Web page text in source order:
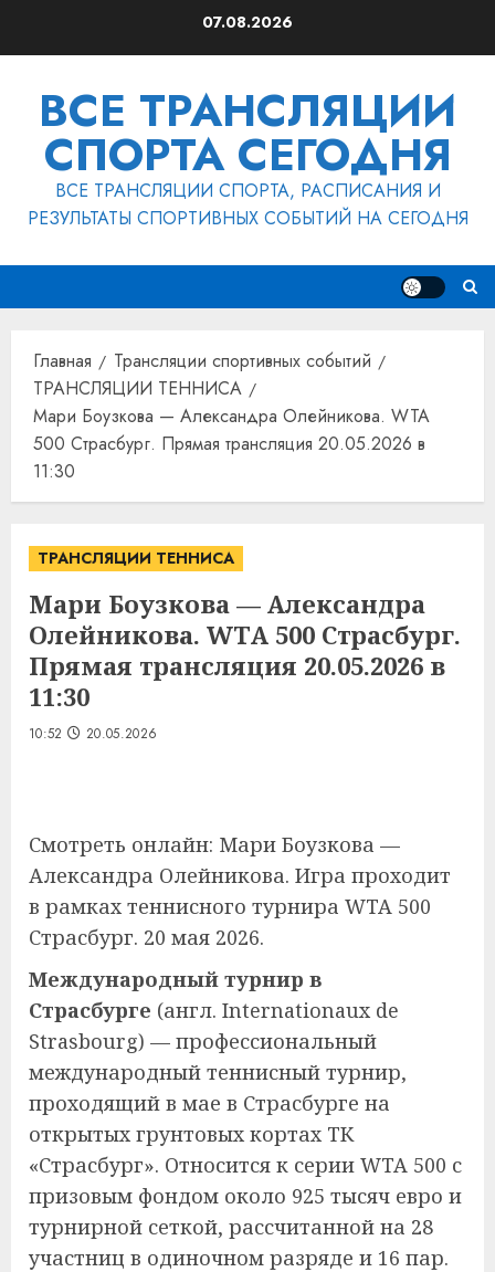
07.08.2026
ВСЕ ТРАНСЛЯЦИИ
СПОРТА СЕГОДНЯ
ВСЕ ТРАНСЛЯЦИИ СПОРТА, РАСПИСАНИЯ И
РЕЗУЛЬТАТЫ СПОРТИВНЫХ СОБЫТИЙ НА СЕГОДНЯ
Главная
Трансляции спортивных событий
ТРАНСЛЯЦИИ ТЕННИСА
Мари Боузкова — Александра Олейникова. WTA
500 Страсбург. Прямая трансляция 20.05.2026 в
11:30
ТРАНСЛЯЦИИ ТЕННИСА
Мари Боузкова — Александра
Олейникова. WTA 500 Страсбург.
Прямая трансляция 20.05.2026 в
11:30
10:52 20.05.2026
Смотреть онлайн: Мари Боузкова —
Александра Олейникова. Игра проходит
в рамках теннисного турнира WTA 500
Страсбург. 20 мая 2026.
Международный турнир в
Страсбурге (англ. Internationaux de
Strasbourg) — профессиональный
международный теннисный турнир,
проходящий в мае в Страсбурге на
открытых грунтовых кортах ТК
«Страсбург». Относится к серии WTA 500 с
призовым фондом около 925 тысяч евро и
турнирной сеткой, рассчитанной на 28
участниц в одиночном разряде и 16 пар.